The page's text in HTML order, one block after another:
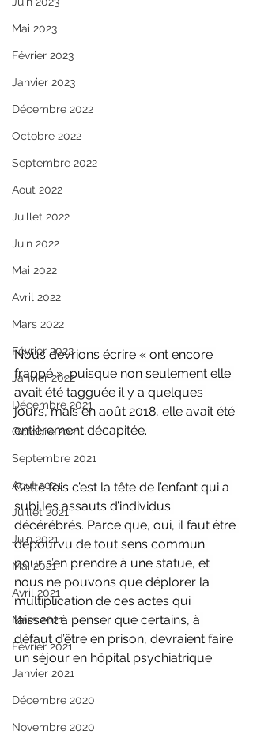
Mai 2023
Février 2023
Janvier 2023
Décembre 2022
Octobre 2022
Septembre 2022
Aout 2022
Juillet 2022
Juin 2022
Mai 2022
Avril 2022
Mars 2022
Février 2022
Janvier 2022
Décembre 2021
Octobre 2021
Septembre 2021
Aout 2021
Juillet 2021
Juin 2021
Mai 2021
Avril 2021
Mars 2021
Février 2021
Janvier 2021
Décembre 2020
Novembre 2020
Nous devrions écrire « ont encore
frappé », puisque non seulement elle
avait été tagguée il y a quelques
jours, mais en août 2018, elle avait été
entièrement décapitée.
Cette fois c’est la tête de l’enfant qui a
subi les assauts d’individus
décérébrés. Parce que, oui, il faut être
dépourvu de tout sens commun
pour s’en prendre à une statue, et
nous ne pouvons que déplorer la
multiplication de ces actes qui
laissent à penser que certains, à
défaut d’être en prison, devraient faire
un séjour en hôpital psychiatrique.